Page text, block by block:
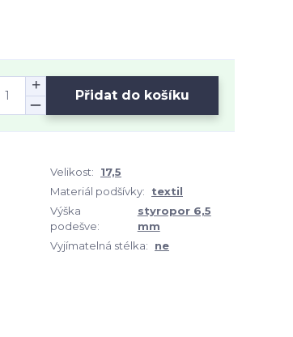
Přidat do košíku
Velikost:
17,5
Materiál podšívky:
textil
Výška
podešve:
styropor 6,5
mm
Vyjímatelná stélka:
ne